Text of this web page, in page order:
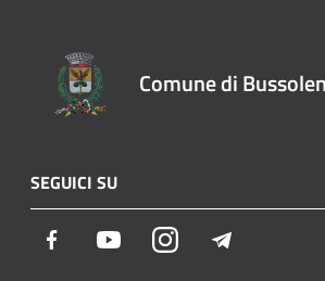
Comune di
SEGUICI SU
Facebook YoutubeInstagram